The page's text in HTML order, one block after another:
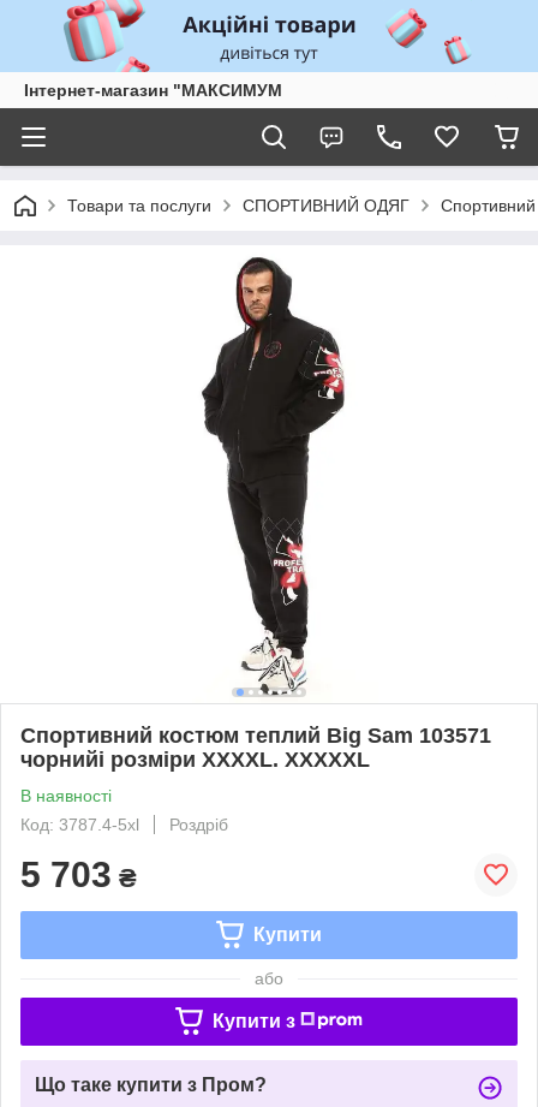
Інтернет-магазин "МАКСИМУМ
Товари та послуги СПОРТИВНИЙ ОДЯГ
Спортивний костюм теплий Big Sam 103571
чорнийі розміри XXXXL. XXXXXL
В наявності
Код: 3787.4-5xl
Роздріб
5 703 ₴
Купити
або
Купити з
Що таке купити з Пром?